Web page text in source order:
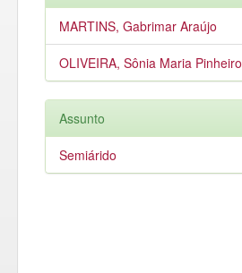
MARTINS, Gabrimar Araújo
OLIVEIRA, Sônia Maria Pinheiro
Assunto
Semiárido